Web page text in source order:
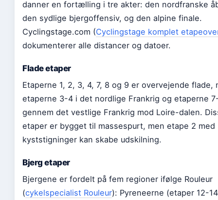
danner en fortælling i tre akter: den nordfranske
den sydlige bjergoffensiv, og den alpine finale.
Cyclingstage.com (Cyclingstage komplet
dokumenterer alle distancer og datoer.
Flade etaper
Etaperne 1, 2, 3, 4, 7, 8 og 9 er overvejende flade,
etaperne 3-4 i det nordlige Frankrig og etaperne
gennem det vestlige Frankrig mod Loire-dalen.
etaper er bygget til massespurt, men etape 2 med
kyststigninger kan skabe udskilning.
Bjerg etaper
Bjergene er fordelt på fem regioner ifølge Rouleur
(cykelspecialist Rouleur): Pyreneerne (etaper 12-